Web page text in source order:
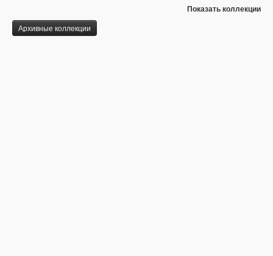
Показать коллекции
Архивные коллекции